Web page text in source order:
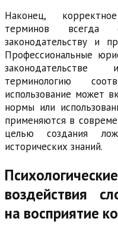
Наконец,
терминов всегда
законодательству и
Профессиональные
терминологию
использование может
нормы или
применяются в
целью создания
исторических знаний.
воздействия
на восприятие